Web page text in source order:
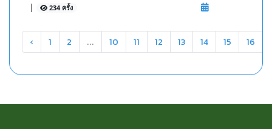
|
234 ครั้ง
‹ 1 2 ... 10 11 12 13 14 15 16